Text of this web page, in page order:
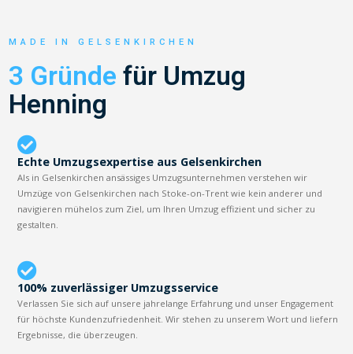
MADE IN GELSENKIRCHEN
3 Gründe für Umzug
Henning
Echte Umzugsexpertise aus Gelsenkirchen
Als in Gelsenkirchen ansässiges Umzugsunternehmen verstehen wir
Umzüge von Gelsenkirchen nach Stoke-on-Trent wie kein anderer und
navigieren mühelos zum Ziel, um Ihren Umzug effizient und sicher zu
gestalten.
100% zuverlässiger Umzugsservice
Verlassen Sie sich auf unsere jahrelange Erfahrung und unser Engagement
für höchste Kundenzufriedenheit. Wir stehen zu unserem Wort und liefern
Ergebnisse, die überzeugen.